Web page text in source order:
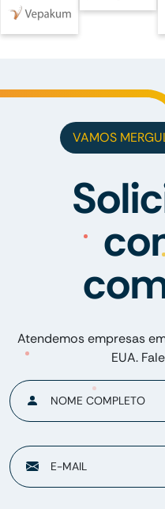
VAMOS
Atendemos empresas
EUA.
NOME COMPLETO
E-MAIL